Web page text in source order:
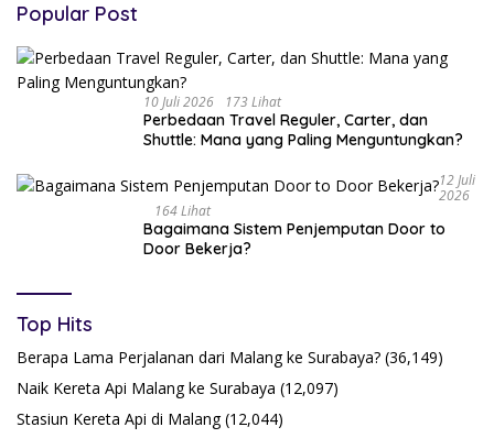
Popular Post
10 Juli 2026 173 Lihat
Perbedaan Travel Reguler, Carter, dan
Shuttle: Mana yang Paling Menguntungkan?
12 Juli
2026
164 Lihat
Bagaimana Sistem Penjemputan Door to
Door Bekerja?
Top Hits
Berapa Lama Perjalanan dari Malang ke Surabaya? (36,149)
Naik Kereta Api Malang ke Surabaya (12,097)
Stasiun Kereta Api di Malang (12,044)